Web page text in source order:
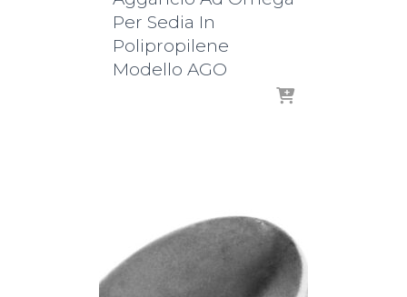
Per Sedia In
Polipropilene
Modello AGO